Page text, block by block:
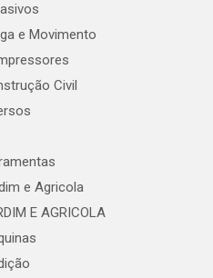
e Movimento
Civil
e Agricola
E AGRICOLA